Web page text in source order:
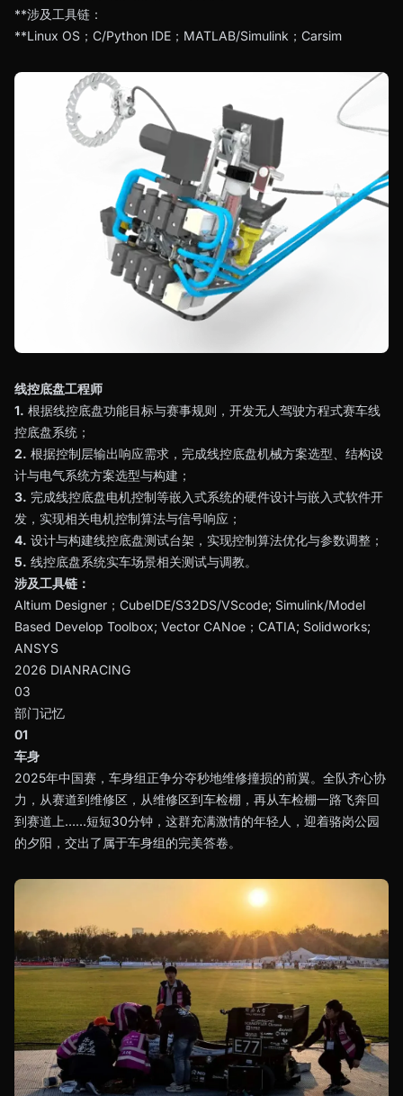
**涉及工具链：
**Linux OS；C/Python IDE；MATLAB/Simulink；Carsim
线控底盘工程师
1. 根据线控底盘功能目标与赛事规则，开发无人驾驶方程式赛车线
控底盘系统；
2. 根据控制层输出响应需求，完成线控底盘机械方案选型、结构设
计与电气系统方案选型与构建；
3. 完成线控底盘电机控制等嵌入式系统的硬件设计与嵌入式软件开
发，实现相关电机控制算法与信号响应；
4. 设计与构建线控底盘测试台架，实现控制算法优化与参数调整；
5. 线控底盘系统实车场景相关测试与调教。
涉及工具链：
Altium Designer；CubeIDE/S32DS/VScode; Simulink/Model
Based Develop Toolbox; Vector CANoe；CATIA; Solidworks;
ANSYS
2026 DIANRACING
03
部门记忆
01
车身
2025年中国赛，车身组正争分夺秒地维修撞损的前翼。全队齐心协
力，从赛道到维修区，从维修区到车检棚，再从车检棚一路飞奔回
到赛道上……短短30分钟，这群充满激情的年轻人，迎着骆岗公园
的夕阳，交出了属于车身组的完美答卷。